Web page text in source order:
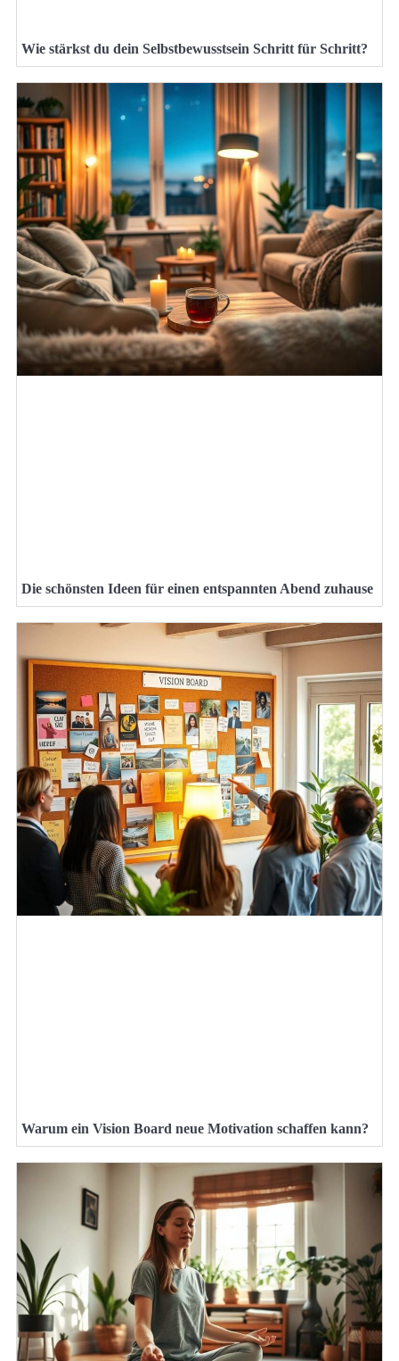
Wie stärkst du dein Selbstbewusstsein Schritt für Schritt?
Die schönsten Ideen für einen entspannten Abend zuhause
Warum ein Vision Board neue Motivation schaffen kann?